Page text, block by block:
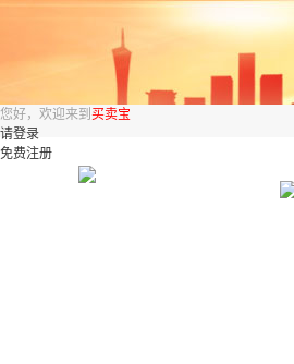
您好，欢迎来到 买卖宝
请登录
免费注册